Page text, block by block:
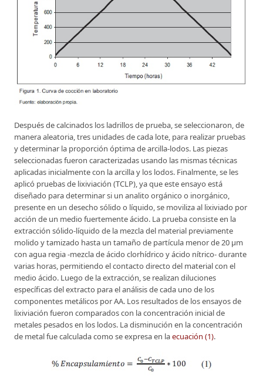
Después de calcinados los ladrillos de prueba, se seleccionaron, de
manera aleatoria, tres unidades de cada lote, para realizar pruebas
y determinar la proporción óptima de arcilla-lodos. Las piezas
seleccionadas fueron caracterizadas usando las mismas técnicas
aplicadas inicialmente con la arcilla y los lodos. Finalmente, se les
aplicó pruebas de lixiviación (TCLP), ya que este ensayo está
diseñado para determinar si un analito orgánico o inorgánico,
presente en un desecho sólido o líquido, se moviliza al lixiviado por
acción de un medio fuertemente ácido. La prueba consiste en la
extracción sólido-líquido de la mezcla del material previamente
molido y tamizado hasta un tamaño de partícula menor de 20 μm
con agua regia -mezcla de ácido clorhídrico y ácido nítrico- durante
varias horas, permitiendo el contacto directo del material con el
medio ácido. Luego de la extracción, se realizan diluciones
específicas del extracto para el análisis de cada uno de los
componentes metálicos por AA. Los resultados de los ensayos de
lixiviación fueron comparados con la concentración inicial de
metales pesados en los lodos. La disminución en la concentración
de metal fue calculada como se expresa en laecuación (1).